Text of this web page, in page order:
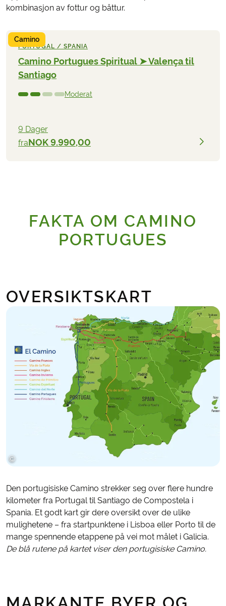
Camino
PORTUGAL / SPANIA
Camino Portugues Spiritual ➤ Valença til
Santiago
Moderat
9 Dager
fraNOK 9.990,00
kombinasjon av fottur og båttur.
FAKTA OM CAMINO
PORTUGUES
OVERSIKTSKART
Den portugisiske Camino strekker seg over flere hundre
kilometer fra Portugal til Santiago de Compostela i
Spania. Et godt kart gir dere oversikt over de ulike
mulighetene – fra startpunktene i Lisboa eller Porto til de
mange spennende etappene på vei mot målet i Galicia.
De blå rutene på kartet viser den portugisiske Camino.
©